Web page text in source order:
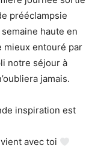
prééclampsie
haute en
mieux entouré par
notre séjour à
jamais.
inspiration est
avec toi